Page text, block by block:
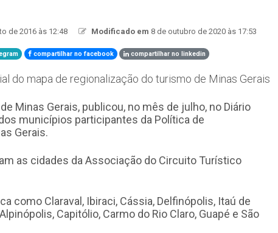
de 2016 às 12:48 Modificado em 8 de outubro de 2020 às 17:53
compartilhar no facebook compartilhar no linkedin
do mapa de regionalização do turismo de Minas Gerais
Minas Gerais, publicou, no mês de julho, no Diário
municípios participantes da Política de
Gerais.
as cidades da Associação do Circuito Turístico
como Claraval, Ibiraci, Cássia, Delfinópolis, Itaú de
Capitólio, Carmo do Rio Claro, Guapé e São